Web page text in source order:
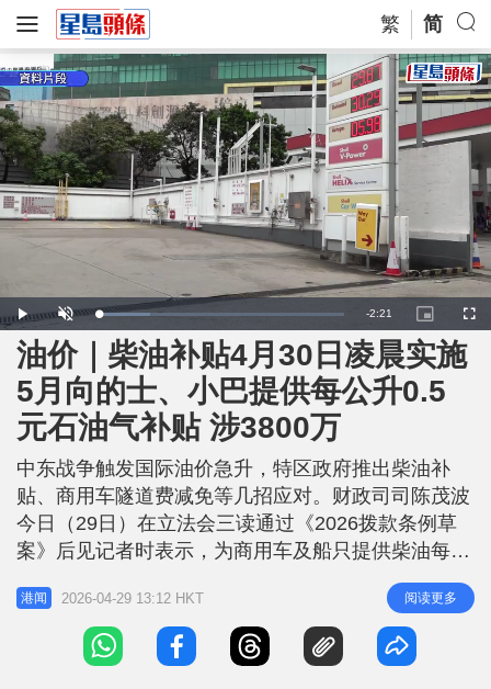
繁 简
P
l
a
y
U
n
m
u
e
L
o
a
d
e
d
:
1
.
1
1
R
e
m
n
n
-2:21
P
i
u
e
-
t
r
e
F
u
油价｜柴油补贴4月30日凌晨实施
5月向的士、小巴提供每公升0.5
元石油气补贴 涉3800万
中东战争触发国际油价急升，特区政府推出柴油补
贴、商用车隧道费减免等几招应对。财政司司陈茂波
今日（29日）在立法会三读通过《2026拨款条例草
案》后见记者时表示，为商用车及船只提供柴油每公
升补贴3元的措施，将于4月30日凌晨零时起生效，至
6月29日晚上11时59分结束，会经指定油公司或分销
商出售，让合资格商用车直接受惠。有关补贴计划开
支约为18亿元，早前已获得立法会财务委员会拨款。
港闻 2026-04-29 13:12 HKT 阅读更多